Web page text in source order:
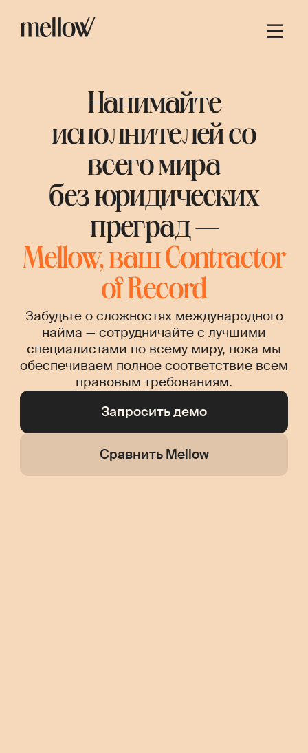
Нанимайте
исполнителей со
всего мира
без юридических
преград —
Mellow, ваш Contractor
of Record
Забудьте о сложностях международного
найма — сотрудничайте с лучшими
специалистами по всему миру, пока мы
обеспечиваем полное соответствие всем
правовым требованиям.
Запросить демо
Сравнить Mellow